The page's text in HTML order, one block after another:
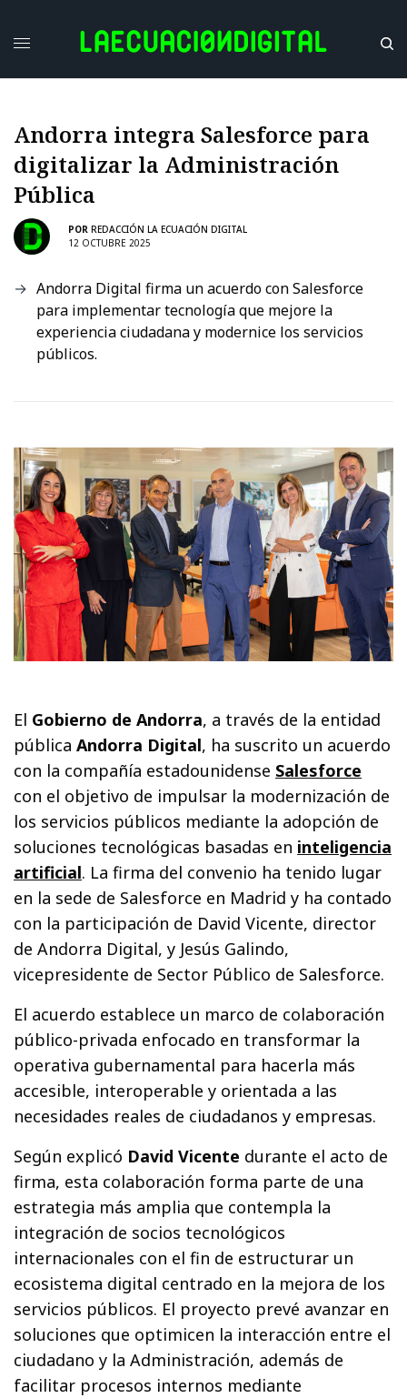
Andorra integra Salesforce para
digitalizar la Administración
Pública
POR REDACCIÓN LA ECUACIÓN DIGITAL
12 OCTUBRE 2025
Andorra Digital firma un acuerdo con Salesforce
para implementar tecnología que mejore la
experiencia ciudadana y modernice los servicios
públicos.
El Gobierno de Andorra, a través de la entidad
públicaAndorra Digital, ha suscrito un acuerdo
con la compañía estadounidense Salesforce
con el objetivo de impulsar la modernización de
los servicios públicos mediante la adopción de
soluciones tecnológicas basadas en inteligencia
artificial. La firma del convenio ha tenido lugar
en la sede de Salesforce en Madrid y ha contado
con la participación de David Vicente, director
de Andorra Digital, y Jesús Galindo,
vicepresidente de Sector Público de Salesforce.
El acuerdo establece un marco de colaboración
público-privada enfocado en transformar la
operativa gubernamental para hacerla más
accesible, interoperable y orientada a las
necesidades reales de ciudadanos y empresas.
Según explicó David Vicente durante el acto de
firma, esta colaboración forma parte de una
estrategia más amplia que contempla la
integración de socios tecnológicos
internacionales con el fin de estructurar un
ecosistema digital centrado en la mejora de los
servicios públicos. El proyecto prevé avanzar en
soluciones que optimicen la interacción entre el
ciudadano y la Administración, además de
facilitar procesos internos mediante